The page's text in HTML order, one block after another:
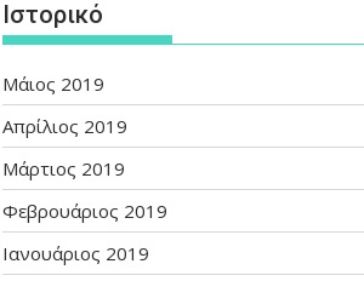
Ιστορικό
Μάιος 2019
Απρίλιος 2019
Μάρτιος 2019
Φεβρουάριος 2019
Ιανουάριος 2019